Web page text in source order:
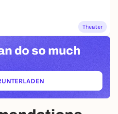
Theater
do so much
(ÖFFNET IN NEUEM TAB)